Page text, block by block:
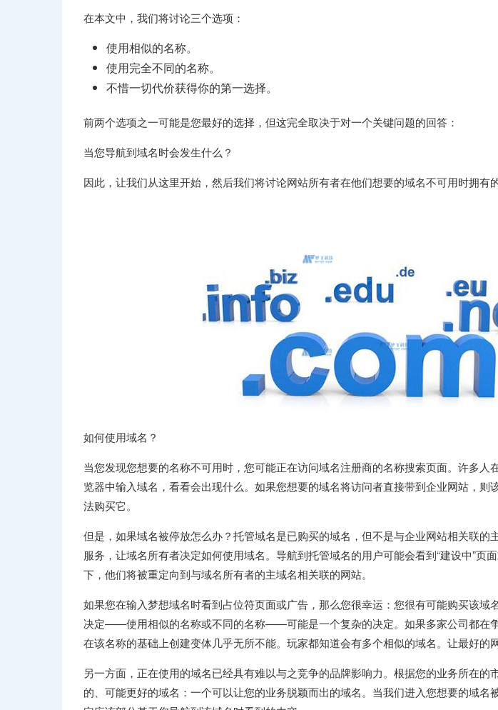
在本文中，我们将讨论三个选项：
使用相似的名称。
使用完全不同的名称。
不惜一切代价获得你的第一选择。
前两个选项之一可能是您最好的选择，但这完全取决于对一个关键问题的回答：
当您导航到域名时会发生什么？
因此，让我们从这里开始，然后我们将讨论网站所有者在他们想要的域名不可用时拥有的
如何使用域名？
当您发现您想要的名称不可用时，您可能正在访问域名注册商的名称搜索页面。许多人
览器中输入域名，看看会出现什么。如果您想要的域名将访问者直接带到企业网站，则
法购买它。
但是，如果域名被停放怎么办？托管域名是已购买的域名，但不是与企业网站相关联的
服务，让域名所有者决定如何使用域名。导航到托管域名的用户可能会看到“建设中”页
下，他们将被重定向到与域名所有者的主域名相关联的网站。
如果您在输入梦想域名时看到占位符页面或广告，那么您很幸运：您很有可能购买该域
决定——使用相似的名称或不同的名称——可能是一个复杂的决定。如果多家公司都在
在该名称的基础上创建变体几乎无所不能。玩家都知道会有多个相似的域名。让最好的
另一方面，正在使用的域名已经具有难以与之竞争的品牌影响力。根据您的业务所在的
的、可能更好的域名：一个可以让您的业务脱颖而出的域名。当我们进入您想要的域名